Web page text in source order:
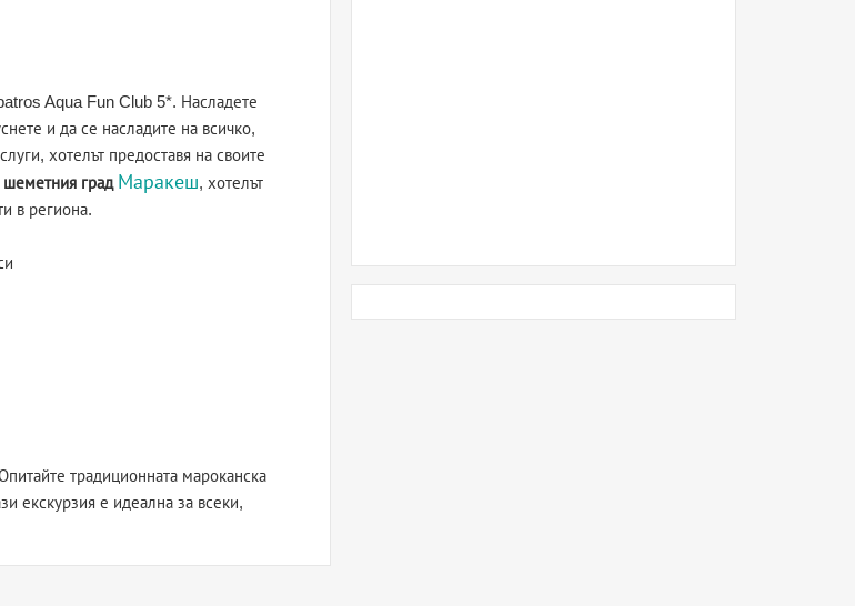
Aqua Fun Club 5*. Насладете
и да се насладите на всичко,
хотелът предоставя на своите
шеметния град Маракеш, хотелът
в региона.
традиционната мароканска
екскурзия е идеална за всеки,